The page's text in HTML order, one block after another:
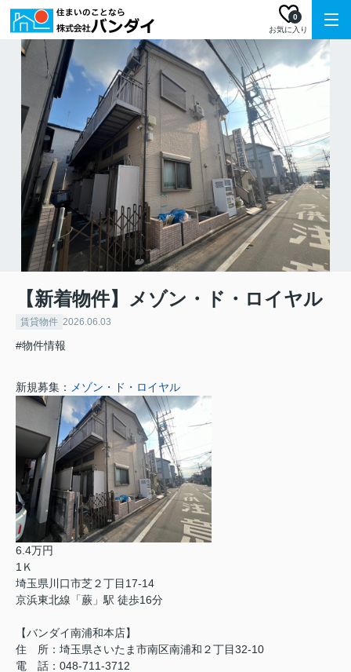
お気に入り
0
【新着物件】メゾン・ド・ロイヤル
賃貸物件 2026.06.03
#物件情報
新規募集： メゾン・ド・ロイヤル
6.4万円
1Ｋ
埼玉県川口市芝２丁目17-14
京浜東北線「蕨」駅 徒歩16分
【バンダイ南浦和本店】
住 所：埼玉県さいたま市南区南浦和２丁目32-10
電 話：048-711-3712